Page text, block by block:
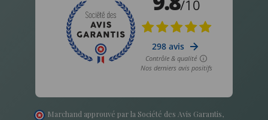
Marchand approuvé par la Société des Avis Garantis,